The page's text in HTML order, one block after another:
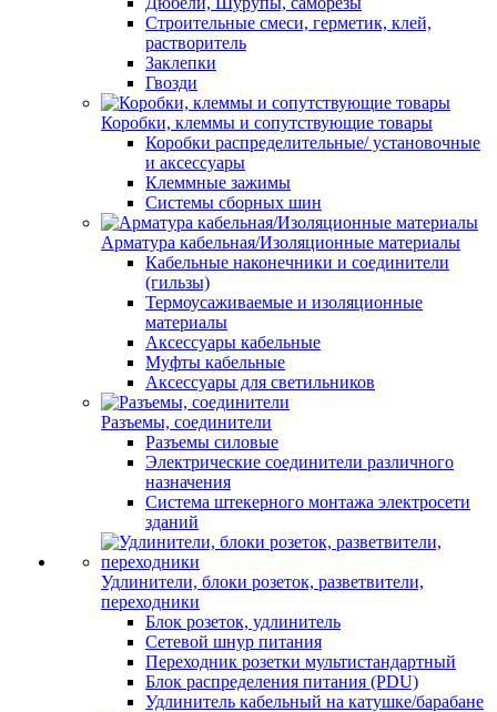
Строительные смеси, герметик, клей,
растворитель
Заклепки
Гвозди
Коробки, клеммы и сопутствующие товары
Коробки распределительные/ установочные
и аксессуары
Клеммные зажимы
Системы сборных шин
Арматура кабельная/Изоляционные материалы
Кабельные наконечники и соединители
(гильзы)
Термоусаживаемые и изоляционные
материалы
Аксессуары кабельные
Муфты кабельные
Аксессуары для светильников
Разъемы, соединители
Разъемы силовые
Электрические соединители различного
назначения
Система штекерного монтажа электросети
зданий
Удлинители, блоки розеток, разветвители,
переходники
Блок розеток, удлинитель
Сетевой шнур питания
Переходник розетки мультистандартный
Блок распределения питания (PDU)
Удлинитель кабельный на катушке/барабане